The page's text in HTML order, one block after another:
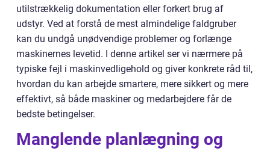
utilstrækkelig dokumentation eller forkert brug af
udstyr. Ved at forstå de mest almindelige faldgruber
kan du undgå unødvendige problemer og forlænge
maskinernes levetid. I denne artikel ser vi nærmere på
typiske fejl i maskinvedligehold og giver konkrete råd til,
hvordan du kan arbejde smartere, mere sikkert og mere
effektivt, så både maskiner og medarbejdere får de
bedste betingelser.
Manglende planlægning og